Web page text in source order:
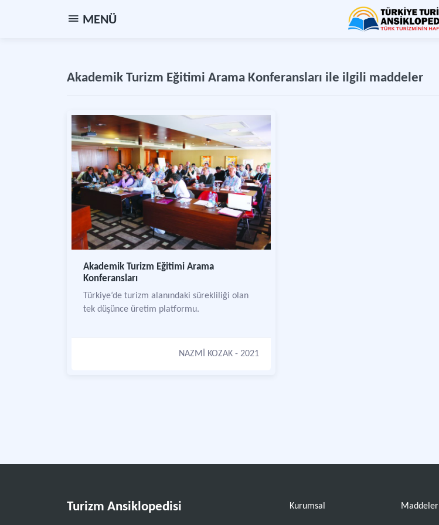
MENÜ
Akademik Turizm Eğitimi Arama Konferansları ile ilgili maddeler
Akademik Turizm Eğitimi Arama
Konferansları
Türkiye’de turizm alanındaki sürekliliği olan
tek düşünce üretim platformu.
NAZMİ KOZAK - 2021
Turizm Ansiklopedisi Kurumsal Maddeler